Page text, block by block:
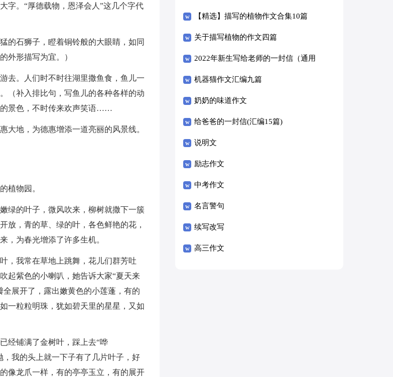
字。“厚德载物，恩泽会人”这几个字代
的石狮子，瞪着铜铃般的大眼睛，如同
外形描写为宜。）
去。人们时不时往湖里撒鱼食，鱼儿一
（补入排比句，写鱼儿的各种各样的动
的景色，不时传来欢声笑语……
大地，为德惠增添一道亮丽的风景线。
植物园。
绿的叶子，微风吹来，柳树就撒下一簇
放，青的草、绿的叶，各色鲜艳的花，
，为春光增添了许多生机。
，我常在草地上跳舞，花儿们群芳吐
起紫色的小喇叭，她告诉大家“夏天来
展开了，露出嫩黄色的小莲蓬，有的
一粒粒明珠，犹如碧天里的星星，又如
经铺满了金树叶，踩上去“哗
我的头上就一下子有了几片叶子，好
像龙爪一样，有的亭亭玉立，有的展开
【精选】描写的植物作文合集10篇
关于描写植物的作文四篇
2022年新生写给老师的一封信（通用
8篇）
机器猫作文汇编九篇
奶奶的味道作文
给爸爸的一封信(汇编15篇)
说明文
励志作文
中考作文
名言警句
续写改写
高三作文